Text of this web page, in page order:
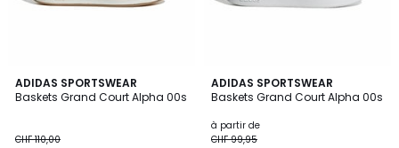
ADIDAS SPORTSWEAR
Baskets Grand Court Alpha 00s
CHF 110,00
4,9
/ 5
ADIDAS SPORTSWEAR
Baskets Grand Court Alpha 00s
à partir de
CHF 99,95
4,9
/ 5